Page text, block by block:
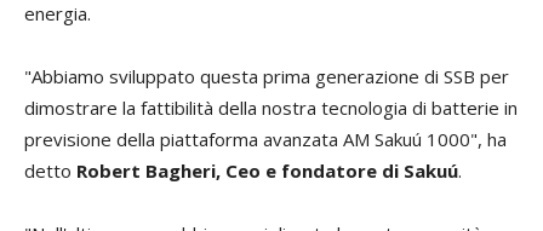
energia.
"Abbiamo sviluppato questa prima generazione di SSB per
dimostrare la fattibilità della nostra tecnologia di batterie in
previsione della piattaforma avanzata AM Sakuú 1000", ha
detto Robert Bagheri, Ceo e fondatore di Sakuú.